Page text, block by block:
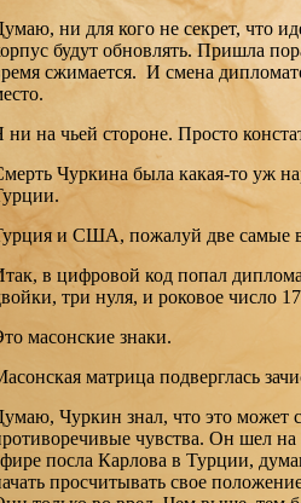
ни для кого не секрет, что
будут обновлять. Пришла
сжимается. И смена
ни на чьей стороне. Просто
Чуркина была какая-то уж
и США, пожалуй две самые
в цифровой код попал
три нуля, и роковое число
масонские знаки.
матрица подверглась
Чуркин знал, что это может
чувства. Он шел
посла Карлова в Турции,
просчитывать свое